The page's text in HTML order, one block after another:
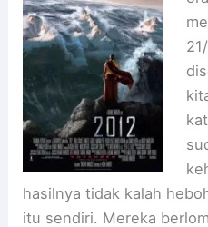
hasilnya tidak kalah
itu sendiri. Mereka